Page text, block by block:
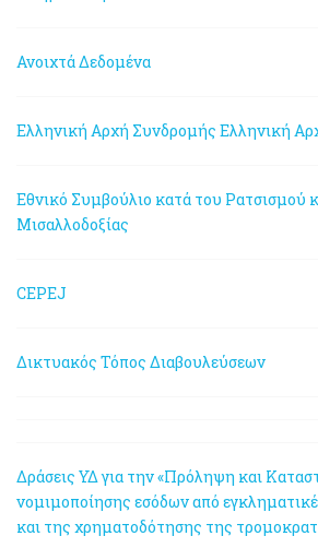
Ανοιχτά Δεδομένα
Ελληνική Αρχή Συνδρομής Ελληνική
Εθνικό Συμβούλιο κατά του Ρατσισμού
Μισαλλοδοξίας
CEPEJ
Δικτυακός Τόπος Διαβουλεύσεων
Δράσεις ΥΔ για την «Πρόληψη και
νομιμοποίησης εσόδων από
και της χρηματοδότησης της